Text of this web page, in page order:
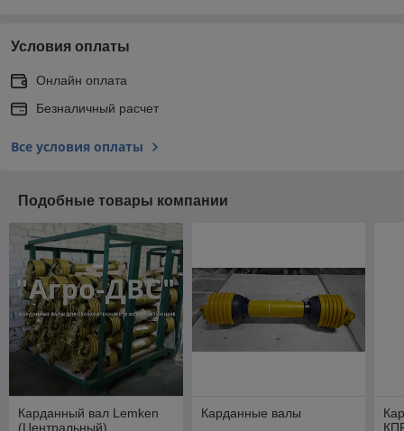
Условия оплаты
Онлайн оплата
Безналичный расчет
Все условия оплаты
Подобные товары компании
Карданный вал Lemken
(Центральный)
Карданные валы